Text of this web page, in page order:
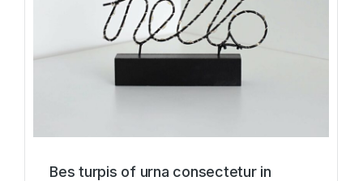
Bes turpis of urna consectetur in